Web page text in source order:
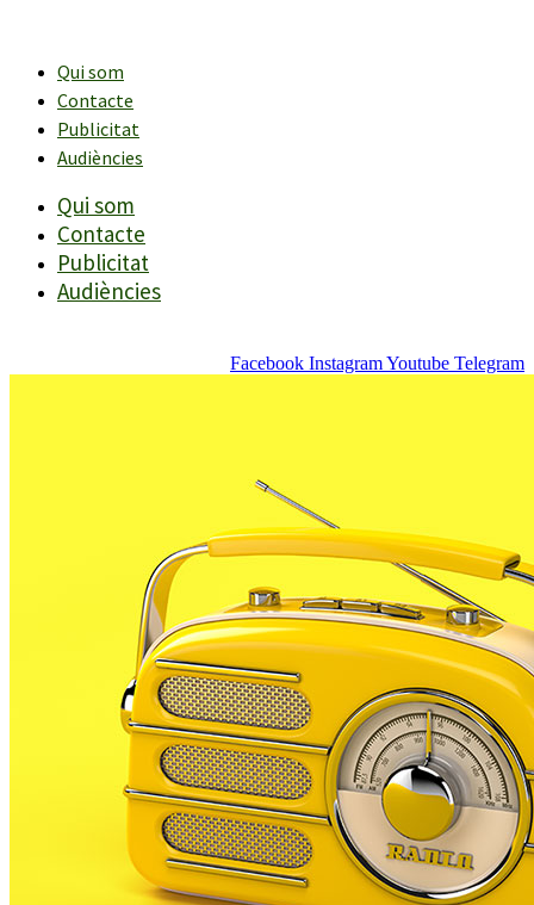
contingutQui som
Contacte
Publicitat
Audiències
Qui som
Contacte
Publicitat
Audiències
Facebook InstagramYoutube Telegram